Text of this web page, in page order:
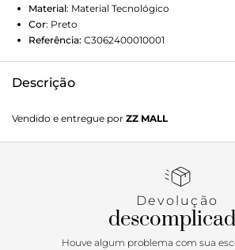
Material: Material Tecnológico
Cor: Preto
Referência: C3062400010001
Descrição
Vendido e entregue por ZZ MALL
Devolução
Houve algum problema com sua